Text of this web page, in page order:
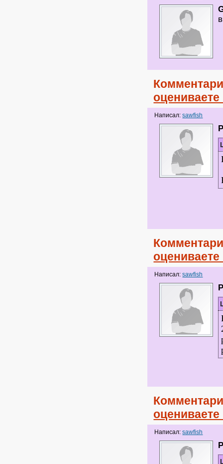
Написал:sawfish
Написал:sawfish
Написал:sawfish